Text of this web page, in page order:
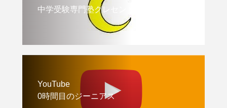
中学受験専門塾クレセント
YouTube
0時間目のジーニアス